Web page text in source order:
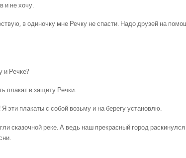
и не хочу.
в одиночку мне Речку не спасти. Надо друзей на
и Речке?
плакат в защиту Речки.
эти плакаты с собой возьму и на берегу установлю.
сказочной реке. А ведь наш прекрасный город